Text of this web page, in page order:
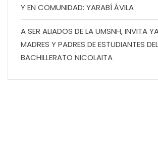
Y EN COMUNIDAD: YARABÍ ÁVILA
A SER ALIADOS DE LA UMSNH, INVITA
MADRES Y PADRES DE ESTUDIANTES DEL
BACHILLERATO NICOLAITA